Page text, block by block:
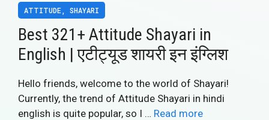
ATTITUDE SHAYARI
Best 321+ Attitude Shayari in
English | एटीट्यूड शायरी इन इंग्लिश
Hello friends, welcome to the world of Shayari!
Currently, the trend of Attitude Shayari in hindi
english is quite popular, so I … Read more